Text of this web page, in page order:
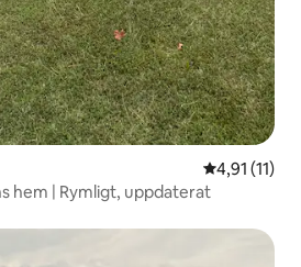
4,91 av 5 i
4,91 (11)
hem | Rymligt, uppdaterat